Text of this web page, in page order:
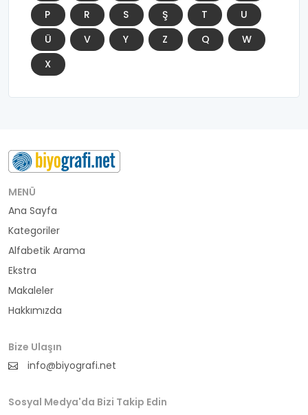
P
R S Ş T
U
Ü
V Y Z Q
W
X
MENÜ
Ana Sayfa
Kategoriler
Alfabetik Arama
Ekstra
Makaleler
Hakkımızda
Bize Ulaşın
info@biyografi.net
Sosyal Medya'da Bizi Takip Edin